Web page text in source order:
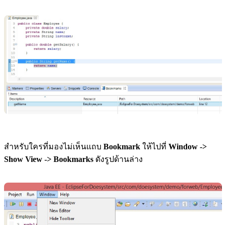
สำหรับใครที่มองไม่เห็นแถบ Bookmark ให้ไปที่ Window ->
Show View -> Bookmarks ดังรูปด้านล่าง